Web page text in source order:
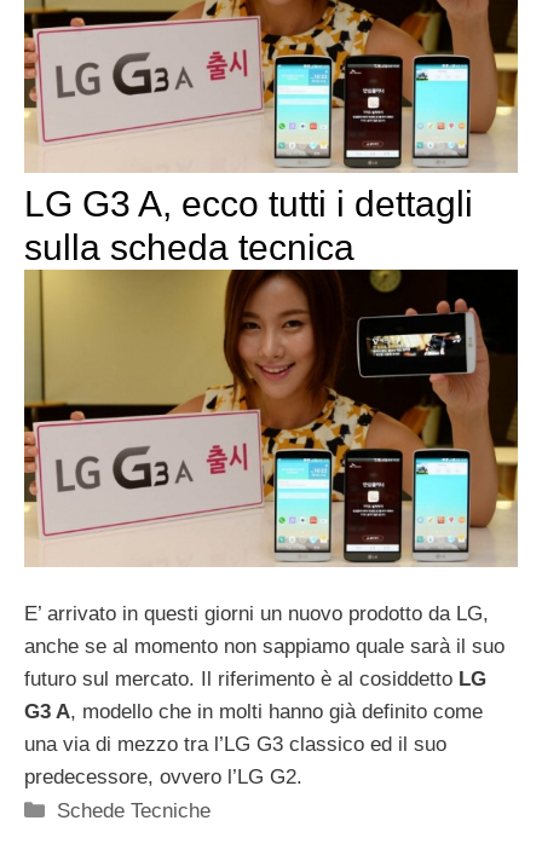
LG G3 A, ecco tutti i dettagli
sulla scheda tecnica
E’ arrivato in questi giorni un nuovo prodotto da LG,
anche se al momento non sappiamo quale sarà il suo
futuro sul mercato. Il riferimento è al cosiddetto LG
G3 A, modello che in molti hanno già definito come
una via di mezzo tra l’LG G3 classico ed il suo
predecessore, ovvero l’LG G2.
Categorie
Schede Tecniche